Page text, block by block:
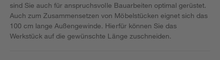
sind Sie auch für anspruchsvolle Bauarbeiten optimal gerüstet.
Auch zum Zusammensetzen von Möbelstücken eignet sich das
100 cm lange Außengewinde. Hierfür können Sie das
Werkstück auf die gewünschte Länge zuschneiden.